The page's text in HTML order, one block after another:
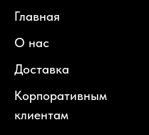
Главная
О нас
Доставка
Корпоративным
клиентам